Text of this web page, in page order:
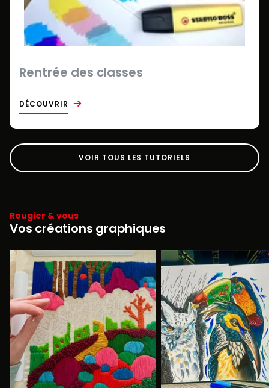
Rentrée des classes
DÉCOUVRIR
VOIR TOUS LES TUTORIELS
Rougier & vous
Vos créations graphiques